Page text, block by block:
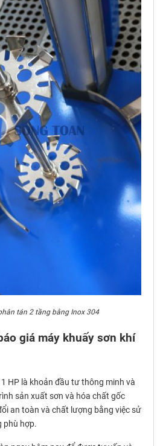
tán 2 tầng bằng Inox 304
giá máy khuấy sơn khí
HP là khoản đầu tư thông minh và
sản xuất sơn và hóa chất gốc
an toàn và chất lượng bằng việc sử
phù hợp.